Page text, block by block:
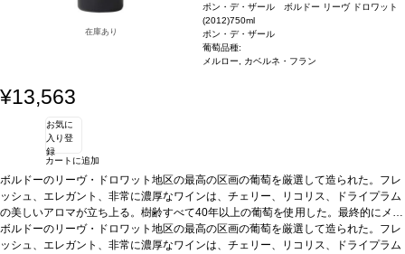
在庫あり
ポン・デ・ザール ボルドー リーヴ ドロワット
(2012)750ml
ポン・デ・ザール
葡萄品種:
メルロー, カベルネ・フラン
¥13,563
お気に
入り登
録
カートに追加
ボルドーのリーヴ・ドロワット地区の最高の区画の葡萄を厳選して造られた。フレ
ッシュ、エレガント、非常に濃厚なワインは、チェリー、リコリス、ドライプラム
の美しいアロマが立ち上る。樹齢すべて40年以上の葡萄を使用した。最終的にメル
ロー88%とカベルネ･フラン12%のブレンドで仕上がった。
アーティストユエ ミンジュン (Yue Minjun) 中国北京を拠点に活動する現在美術の
中国人アーティスト。 彼の最も有名な作品は、オイルペインティングで、彼自身の
ボルドーのリーヴ・ドロワット地区の最高の区画の葡萄を厳選して造られた。フレ
ッシュ、エレガント、非常に濃厚なワインは、チェリー、リコリス、ドライプラム